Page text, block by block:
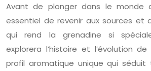
Avant de plonger dans le monde
essentiel de revenir aux sources et
qui rend la grenadine si
explorera l’histoire et l’évolution
profil aromatique unique qui